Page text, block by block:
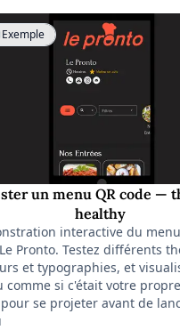
Exemple
un menu QR code —
healthy
interactive du
Pronto. Testez différents
et typographies, et
comme si c'était votre
se projeter avant de